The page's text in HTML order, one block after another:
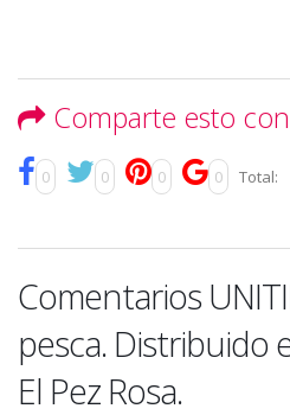
Comparte esto
0 0 0 0 Total:
Comentarios
pesca. Distribuido
El Pez Rosa.